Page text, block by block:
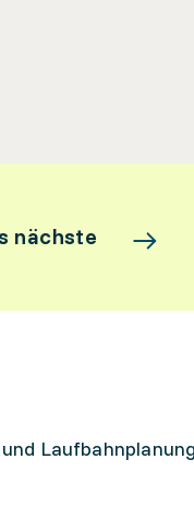
nächste
Laufbahnplanung